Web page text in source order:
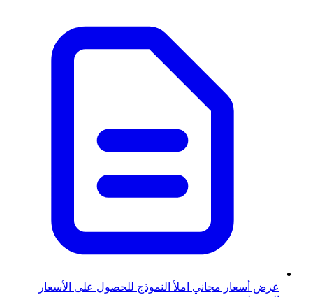
عرض أسعار مجاني املأ النموذج للحصول على الأسعار